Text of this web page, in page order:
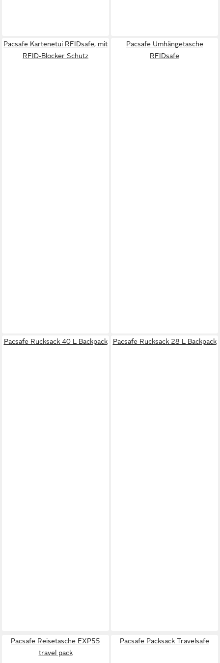
Pacsafe Kartenetui RFIDsafe, mit
RFID-Blocker Schutz
Pacsafe Umhängetasche
RFIDsafe
Pacsafe Rucksack 40 L Backpack Pacsafe Rucksack 28 L Backpack
Pacsafe Reisetasche EXP55
travel pack
Pacsafe Packsack Travelsafe